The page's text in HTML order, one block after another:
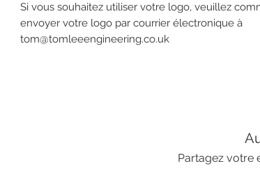
Si vous souhaitez utiliser votre logo, veuillez
envoyer votre logo par courrier électronique à
tom@tomleeengineering.co.uk
Partagez votre